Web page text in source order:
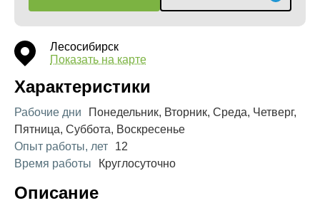
Лесосибирск
Показать на карте
Характеристики
Рабочие дни
Понедельник, Вторник, Среда, Четверг,
Пятница, Суббота, Воскресенье
Опыт работы, лет
12
Время работы
Круглосуточно
Описание